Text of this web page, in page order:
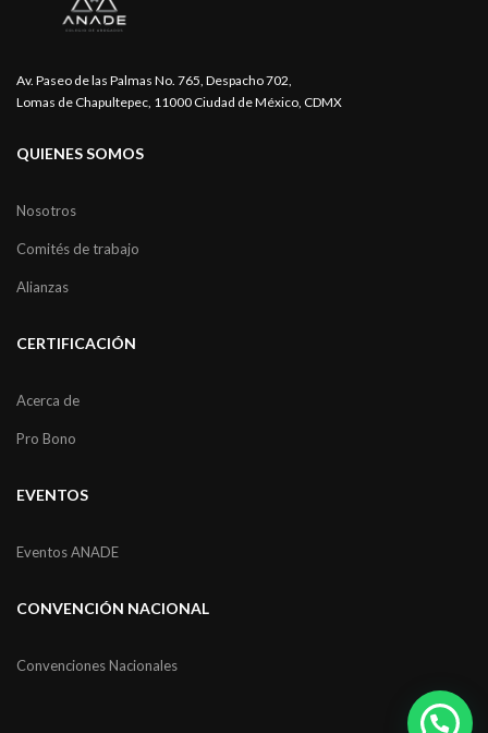
Av. Paseo de las Palmas No. 765, Despacho 702,
Lomas de Chapultepec, 11000 Ciudad de México, CDMX
QUIENES SOMOS
Nosotros
Comités de trabajo
Alianzas
CERTIFICACIÓN
Acerca de
Pro Bono
EVENTOS
Eventos ANADE
CONVENCIÓN NACIONAL
Convenciones Nacionales